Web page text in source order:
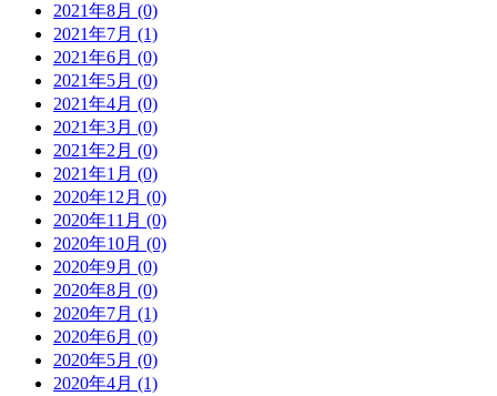
2021年8月 (0)
2021年7月 (1)
2021年6月 (0)
2021年5月 (0)
2021年4月 (0)
2021年3月 (0)
2021年2月 (0)
2021年1月 (0)
2020年12月 (0)
2020年11月 (0)
2020年10月 (0)
2020年9月 (0)
2020年8月 (0)
2020年7月 (1)
2020年6月 (0)
2020年5月 (0)
2020年4月 (1)